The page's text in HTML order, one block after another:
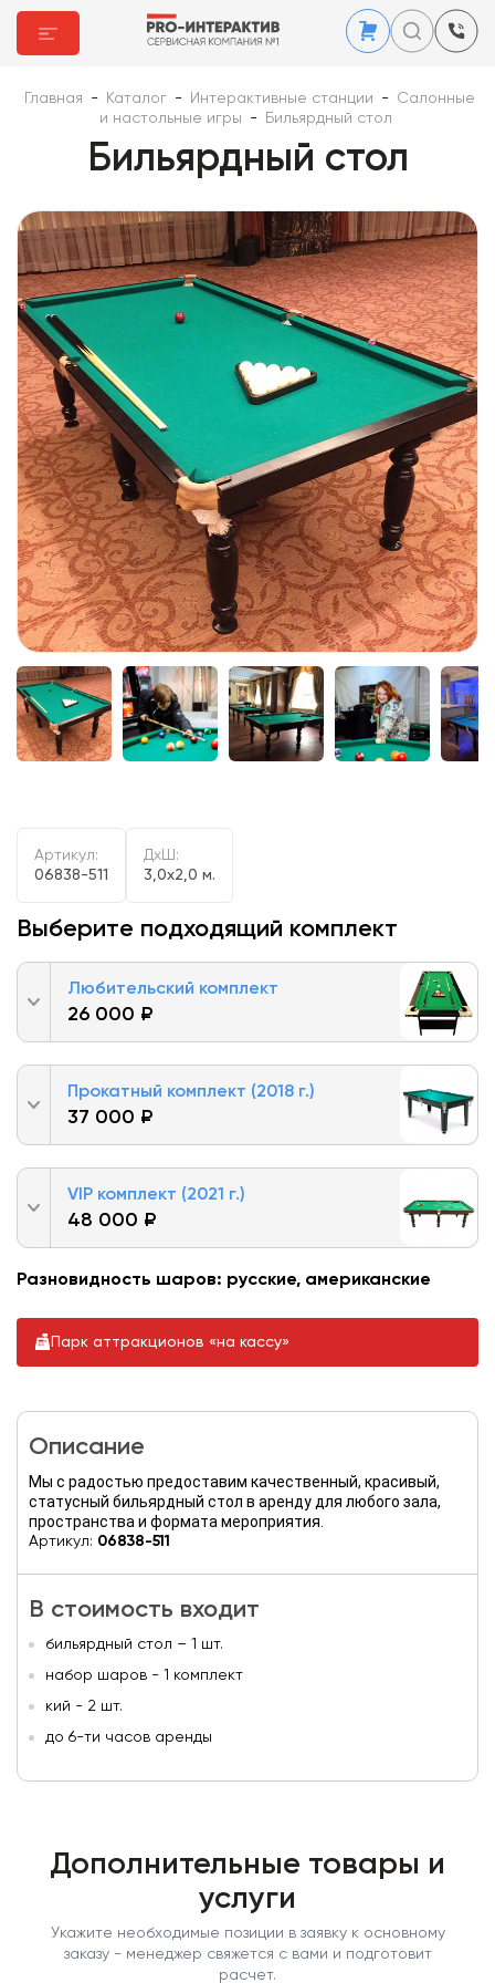
Главная - Каталог - Интерактивные станции -
Салонные
и настольные игры
- Бильярдный стол
Бильярдный стол
Артикул:
06838-511
ДxШ:
3,0x2,0 м.
Выберите подходящий комплект
Любительский комплект
26 000 ₽
Прокатный комплект (2018 г.)
37 000 ₽
VIP комплект (2021 г.)
48 000 ₽
Разновидность шаров: русские, американские
Парк аттракционов «на кассу»
Описание
Мы с радостью предоставим качественный, красивый,
статусный бильярдный стол в аренду для любого зала,
пространства и формата мероприятия.
Артикул: 06838-511
В стоимость входит
бильярдный стол – 1 шт.
набор шаров - 1 комплект
кий - 2 шт.
до 6-ти часов аренды
Дополнительные товары и
услуги
Укажите необходимые позиции в заявку к основному
заказу - менеджер свяжется с вами и подготовит
расчет.